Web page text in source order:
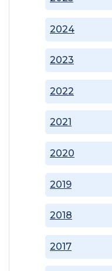
2017
2018
2019
2020
2021
2022
2023
2024